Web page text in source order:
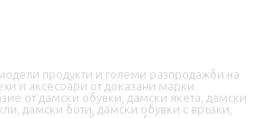
продукти и големи разпродажби на
и аксесоари от доказани марки.
от дамски обувки, дамски якета, дамски
дамски боти, дамски обувки с връзки,